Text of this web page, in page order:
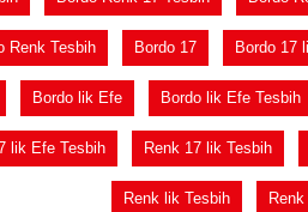
Renk Tesbih Bordo 17 Bordo 17
Bordo lik Efe Bordo lik Efe Tesbih
lik Efe Tesbih Renk 17 lik Tesbih
Renk lik Tesbih